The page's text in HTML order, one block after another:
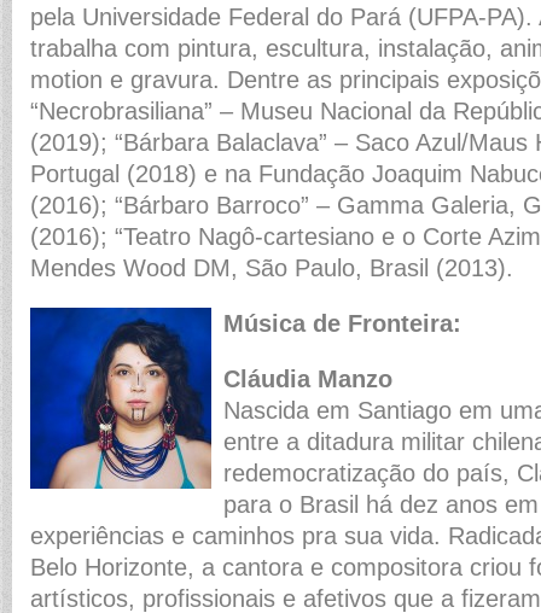
pela Universidade Federal do Pará (UFPA-
trabalha com pintura, escultura, instalação,
motion e gravura. Dentre as principais
“Necrobrasiliana” – Museu Nacional da
(2019); “Bárbara Balaclava” – Saco Azul/Maus
Portugal (2018) e na Fundação Joaquim
(2016); “Bárbaro Barroco” – Gamma Galeria,
(2016); “Teatro Nagô-cartesiano e o Corte
Mendes Wood DM, São Paulo, Brasil (2013).
Música de Fronteira:
Cláudia Manzo
Nascida em Santiago em
entre a ditadura militar
redemocratização do país,
para o Brasil há dez anos
experiências e caminhos pra sua vida.
Belo Horizonte, a cantora e compositora criou
artísticos, profissionais e afetivos que a